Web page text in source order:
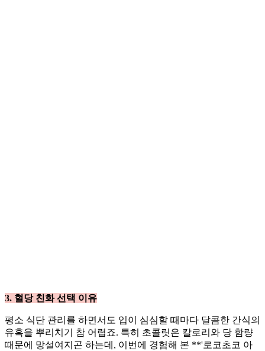
​3. 혈당 친화 선택 이유
평소 식단 관리를 하면서도 입이 심심할 때마다 달콤한 간식의
유혹을 뿌리치기 참 어렵죠. 특히 초콜릿은 칼로리와 당 함량
때문에 망설여지곤 하는데, 이번에 경험해 본 **'로코초코 아